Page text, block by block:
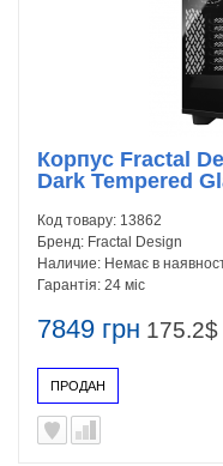
7849 грн 175.2$
ПРОДАН
Корпус Fractal
Dark Tempered
Код товару: 13862
Бренд: Fractal Design
Наличие: Немає в
Гарантія: 24 міс